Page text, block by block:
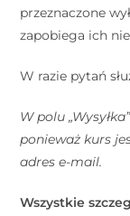
przeznaczone
zapobiega ich
W razie pytań
W polu
ponieważ kurs
adres e-mail.
Wszystkie